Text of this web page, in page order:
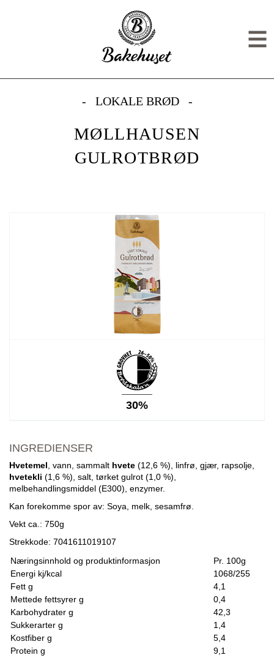
MØLLHAUSEN GULROTBRØD
LOKALE BRØD
MØLLHAUSEN
GULROTBRØD
30%
INGREDIENSER
Hvetemel, vann, sammalt hvete (12,6 %), linfrø, gjær, rapsolje,
hvetekli (1,6 %), salt, tørket gulrot (1,0 %),
melbehandlingsmiddel (E300), enzymer.
Kan forekomme spor av: Soya, melk, sesamfrø.
Vekt ca.: 750g
Strekkode: 7041611019107
Næringsinnhold og produktinformasjon
Pr. 100g
Energi kj/kcal
1068/255
Fett g
4,1
Mettede fettsyrer g
0,4
Karbohydrater g
42,3
Sukkerarter g
1,4
Kostfiber g
5,4
Protein g
9,1